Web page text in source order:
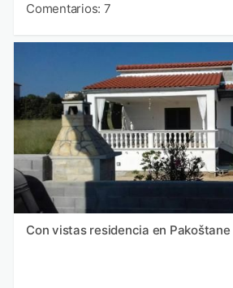
Comentarios: 7
Con vistas residencia en Pakoštane